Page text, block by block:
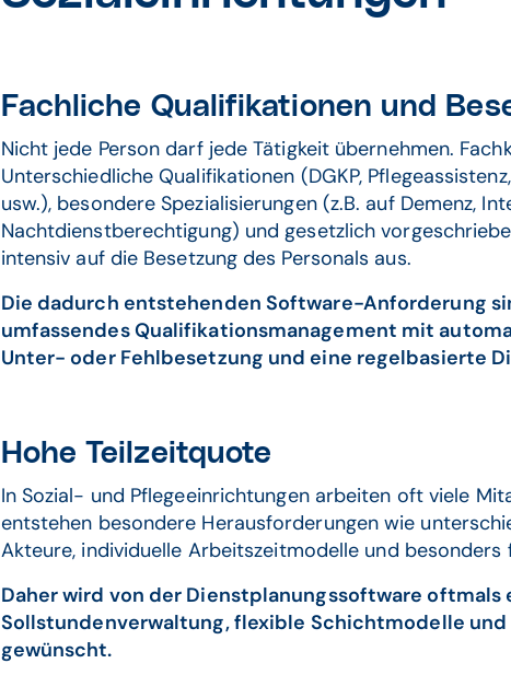
Fachliche Qualifikationen und
Nicht jede Person darf jede Tätigkeit übernehmen.
Unterschiedliche Qualifikationen (DGKP,
usw.), besondere Spezialisierungen (z.B. auf Demenz,
Nachtdienstberechtigung) und gesetzlich
intensiv auf die Besetzung des Personals aus.
Die dadurch entstehenden Software-Anforderung
umfassendes Qualifikationsmanagement mit
Unter- oder Fehlbesetzung und eine regelbasierte
Hohe Teilzeitquote
In Sozial- und Pflegeeinrichtungen arbeiten oft viele
entstehen besondere Herausforderungen wie
Akteure, individuelle Arbeitszeitmodelle und besonders
Daher wird von der Dienstplanungssoftware
Sollstundenverwaltung, flexible Schichtmodelle
gewünscht.